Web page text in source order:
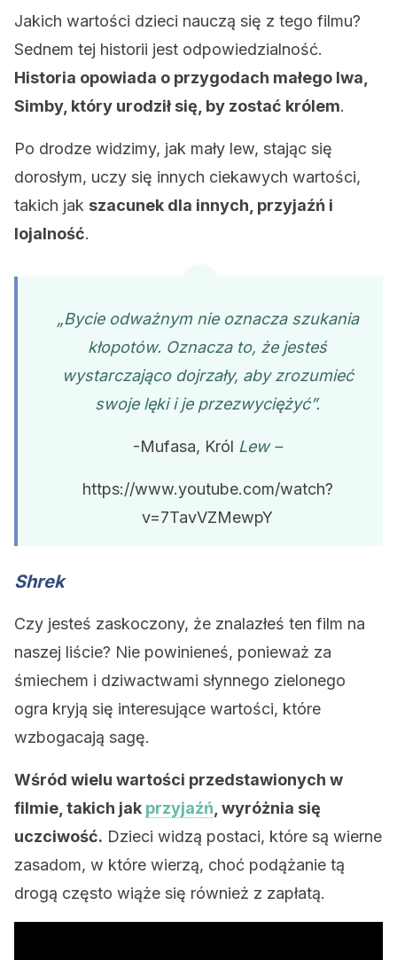
Jakich wartości dzieci nauczą się z tego filmu?
Sednem tej historii jest odpowiedzialność.
Historia opowiada o przygodach małego lwa,
Simby, który urodził się, by zostać królem.
Po drodze widzimy, jak mały lew, stając się
dorosłym, uczy się innych ciekawych wartości,
takich jak szacunek dla innych, przyjaźń i
lojalność.
„Bycie odważnym nie oznacza szukania
kłopotów. Oznacza to, że jesteś
wystarczająco dojrzały, aby zrozumieć
swoje lęki i je przezwyciężyć”.
-Mufasa, Król Lew –
https://www.youtube.com/watch?
v=7TavVZMewpY
Shrek
Czy jesteś zaskoczony, że znalazłeś ten film na
naszej liście? Nie powinieneś, ponieważ za
śmiechem i dziwactwami słynnego zielonego
ogra kryją się interesujące wartości, które
wzbogacają sagę.
Wśród wielu wartości przedstawionych w
filmie, takich jak przyjaźń , wyróżnia się
uczciwość. Dzieci widzą postaci, które są wierne
zasadom, w które wierzą, choć podążanie tą
drogą często wiąże się również z zapłatą.